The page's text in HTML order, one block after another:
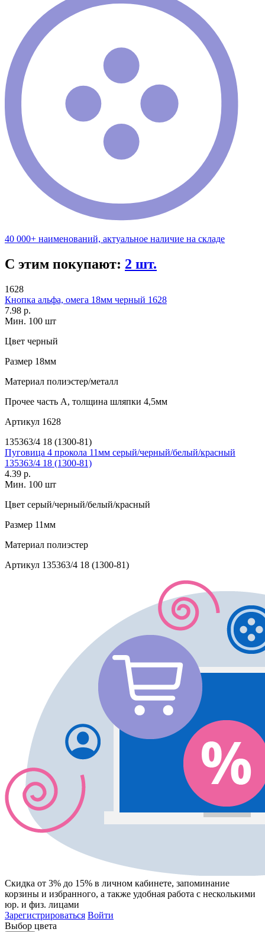
40 000+ наименований, актуальное наличие на складе
С этим покупают: 2 шт.
1628
Кнопка альфа, омега 18мм черный 1628
7.98 р.
Мин. 100 шт
Цвет черный
Размер 18мм
Материал полиэстер/металл
Прочее часть А, толщина шляпки 4,5мм
Артикул 1628
135363/4 18 (1300-81)
Пуговица 4 прокола 11мм серый/черный/белый/красный
135363/4 18 (1300-81)
4.39 р.
Мин. 100 шт
Цвет серый/черный/белый/красный
Размер 11мм
Материал полиэстер
Артикул 135363/4 18 (1300-81)
Скидка от 3% до 15% в личном кабинете, запоминание
корзины и избранного, а также удобная работа с несколькими
юр. и физ. лицами
Зарегистрироваться Войти
Выбор цвета